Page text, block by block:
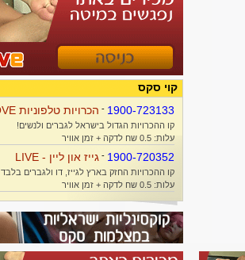
קוי סקס
1900-723133
- הכרויות טלפוניות FREE LOVE
קו ההכרויות הגדול בישראל לגברים ולנשים!
עלות: 0.5 שח לדקה + זמן אוויר
1900-720352
- גייז און ליין - LIVE
קו ההכרויות החזק בארץ לגייז, דו ולגברים בלבד
עלות: 0.5 שח לדקה + זמן אוויר